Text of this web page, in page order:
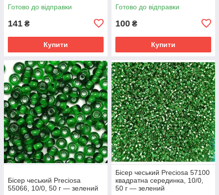
Готово до відправки
141 ₴
Купити
Готово до відправки
100 ₴
Купити
Бісер чеський Preciosa
55066, 10/0, 50 г — зелений
Бісер чеський Preciosa 57100
квадратна серединка, 10/0,
50 г — зелений